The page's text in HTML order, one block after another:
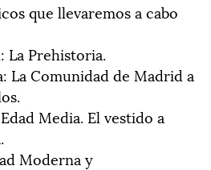
que llevaremos a cabo
La Prehistoria.
La Comunidad de Madrid a
Media. El vestido a
Moderna y